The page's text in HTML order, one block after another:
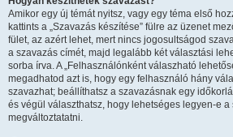
Amikor egy új témát nyitsz, vagy egy téma első
kattints a „Szavazás készítése” fülre az üzenet
fület, az azért lehet, mert nincs jogosultságod
a szavazás címét, majd legalább két választási
sorba írva. A „Felhasználónként válaszható
megadhatod azt is, hogy egy felhasználó hány
szavazhat; beállíthatsz a szavazásnak egy
és végül választhatsz, hogy lehetséges legyen-e a
megváltoztatatni.